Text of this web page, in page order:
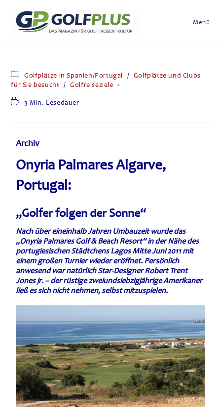
Menü
Golfplätze in Spanien/Portugal / Golfplätze und Clubs
für Sie besucht / Golfreiseziele
3 Min. Lesedauer
Archiv
Onyria Palmares Algarve,
Portugal:
„Golfer folgen der Sonne“
Nach über eineinhalb Jahren Umbauzeit wurde das
„Onyria Palmares Golf & Beach Resort“ in der Nähe des
portugiesischen Städtchens Lagos Mitte Juni 2011 mit
einem großen Turnier wieder eröffnet. Persönlich
anwesend war natürlich Star-Designer Robert Trent
Jones jr. – der rüstige zweiundsiebzigjährige Amerikaner
ließ es sich nicht nehmen, selbst mitzuspielen.